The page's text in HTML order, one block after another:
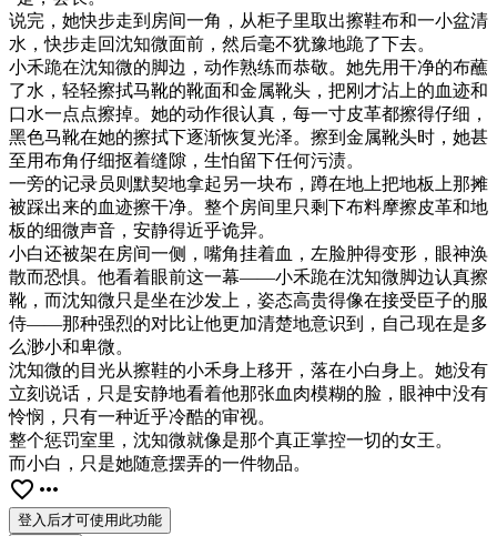
说完，她快步走到房间一角，从柜子里取出擦鞋布和一小盆清
水，快步走回沈知微面前，然后毫不犹豫地跪了下去。
小禾跪在沈知微的脚边，动作熟练而恭敬。她先用干净的布蘸
了水，轻轻擦拭马靴的靴面和金属靴头，把刚才沾上的血迹和
口水一点点擦掉。她的动作很认真，每一寸皮革都擦得仔细，
黑色马靴在她的擦拭下逐渐恢复光泽。擦到金属靴头时，她甚
至用布角仔细抠着缝隙，生怕留下任何污渍。
一旁的记录员则默契地拿起另一块布，蹲在地上把地板上那摊
被踩出来的血迹擦干净。整个房间里只剩下布料摩擦皮革和地
板的细微声音，安静得近乎诡异。
小白还被架在房间一侧，嘴角挂着血，左脸肿得变形，眼神涣
散而恐惧。他看着眼前这一幕——小禾跪在沈知微脚边认真擦
靴，而沈知微只是坐在沙发上，姿态高贵得像在接受臣子的服
侍——那种强烈的对比让他更加清楚地意识到，自己现在是多
么渺小和卑微。
沈知微的目光从擦鞋的小禾身上移开，落在小白身上。她没有
立刻说话，只是安静地看着他那张血肉模糊的脸，眼神中没有
怜悯，只有一种近乎冷酷的审视。
整个惩罚室里，沈知微就像是那个真正掌控一切的女王。
而小白，只是她随意摆弄的一件物品。
favorite_border more_horiz
登入后才可使用此功能